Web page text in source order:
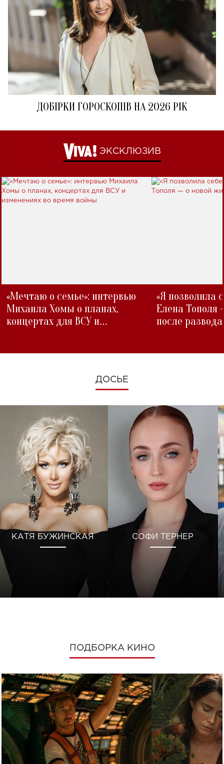
ДОБІРКИ ГОРОСКОПІВ НА 2026 РІК
ЭКСКЛЮЗИВ
«Мечтаю о семье»: интервью
Михаила Хомы о планах,
концертах для ВСУ и
«Я позволила
Елена Тополя
после развода
ДОСЬЕ
КАТЯ БУЖИНСКАЯ СОФИ ТЕРНЕР
ПОДБОРКА КИНО